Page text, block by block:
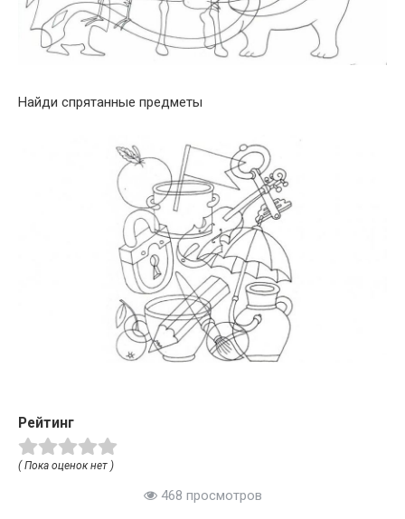
Найди спрятанные предметы
Рейтинг
( Пока оценок нет )
468 просмотров